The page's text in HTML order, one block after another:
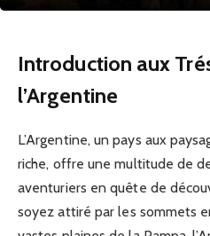
Introduction aux
l’Argentine
L’Argentine, un pays aux
riche, offre une multitude de
aventuriers en quête de
soyez attiré par les sommets